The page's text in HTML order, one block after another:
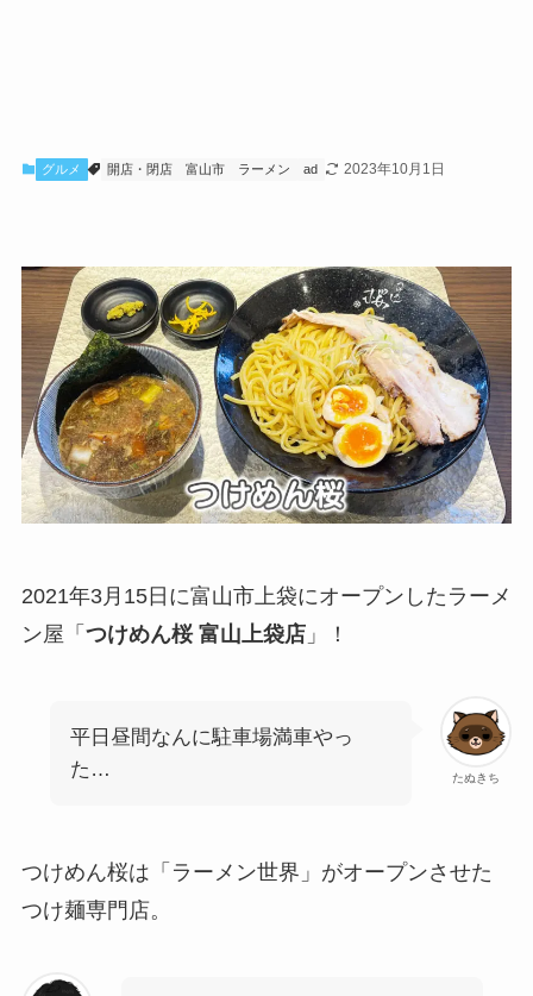
グルメ 開店・閉店 富山市 ラーメン ad 2023年10月1日
2021年3月15日に富山市上袋にオープンしたラーメ
ン屋「 つけめん桜 富山上袋店」！
たぬきち
平日昼間なんに駐車場満車やっ
た…
つけめん桜は「ラーメン世界」がオープンさせた
つけ麺専門店。